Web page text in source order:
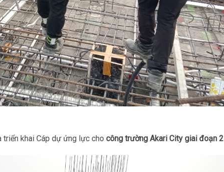
khai Cáp dự ứng lực cho công trường Akari City giai đoạn 2